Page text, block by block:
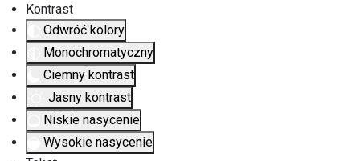
Kontrast
Odwróć kolory
Monochromatyczny
Ciemny kontrast
Jasny kontrast
Niskie nasycenie
Wysokie nasycenie